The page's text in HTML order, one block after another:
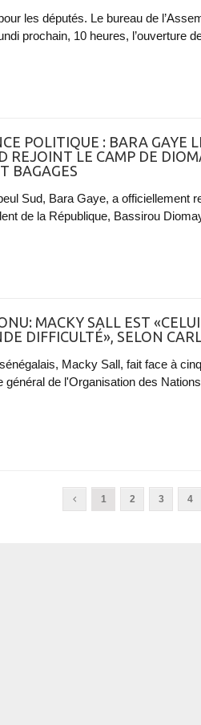
les députés. Le bureau de
prochain, 10 heures, l’ouverture
POLITIQUE : BARA GAYE
REJOINT LE CAMP DE
BAGAGES
Sud, Bara Gaye, a officiellement
de la République, Bassirou
MACKY SALL EST
DIFFICULTÉ», SELON
Macky Sall, fait face à
général de l'Organisation des
1 2 3 4